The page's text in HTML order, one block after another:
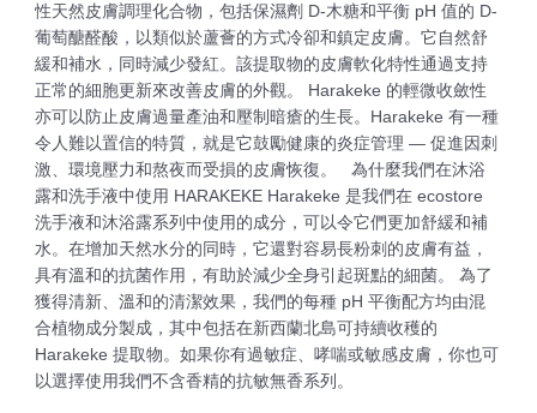
性天然皮膚調理化合物，包括保濕劑 D-木糖和平衡 pH 值的 D-
葡萄醣醛酸，以類似於蘆薈的方式冷卻和鎮定皮膚。它自然舒
緩和補水，同時減少發紅。該提取物的皮膚軟化特性通過支持
正常的細胞更新來改善皮膚的外觀。 Harakeke 的輕微收斂性
亦可以防止皮膚過量產油和壓制暗瘡的生長。Harakeke 有一種
令人難以置信的特質，就是它鼓勵健康的炎症管理 — 促進因刺
激、環境壓力和熬夜而受損的皮膚恢復。 為什麼我們在沐浴
露和洗手液中使用 HARAKEKE Harakeke 是我們在 ecostore
洗手液和沐浴露系列中使用的成分，可以令它們更加舒緩和補
水。在增加天然水分的同時，它還對容易長粉刺的皮膚有益，
具有溫和的抗菌作用，有助於減少全身引起斑點的細菌。 為了
獲得清新、溫和的清潔效果，我們的每種 pH 平衡配方均由混
合植物成分製成，其中包括在新西蘭北島可持續收穫的
Harakeke 提取物。如果你有過敏症、哮喘或敏感皮膚，你也可
以選擇使用我們不含香精的抗敏無香系列。